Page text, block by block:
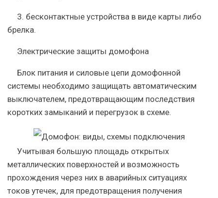
3. бесконтактные устройства в виде карты либо
брелка.
Электрические защиты домофона
Блок питания и силовые цепи домофонной
системы необходимо защищать автоматическим
выключателем, предотвращающим последствия
коротких замыканий и перегрузок в схеме.
Учитывая большую площадь открытых
металлических поверхностей и возможность
прохождения через них в аварийных ситуациях
токов утечек, для предотвращения получения